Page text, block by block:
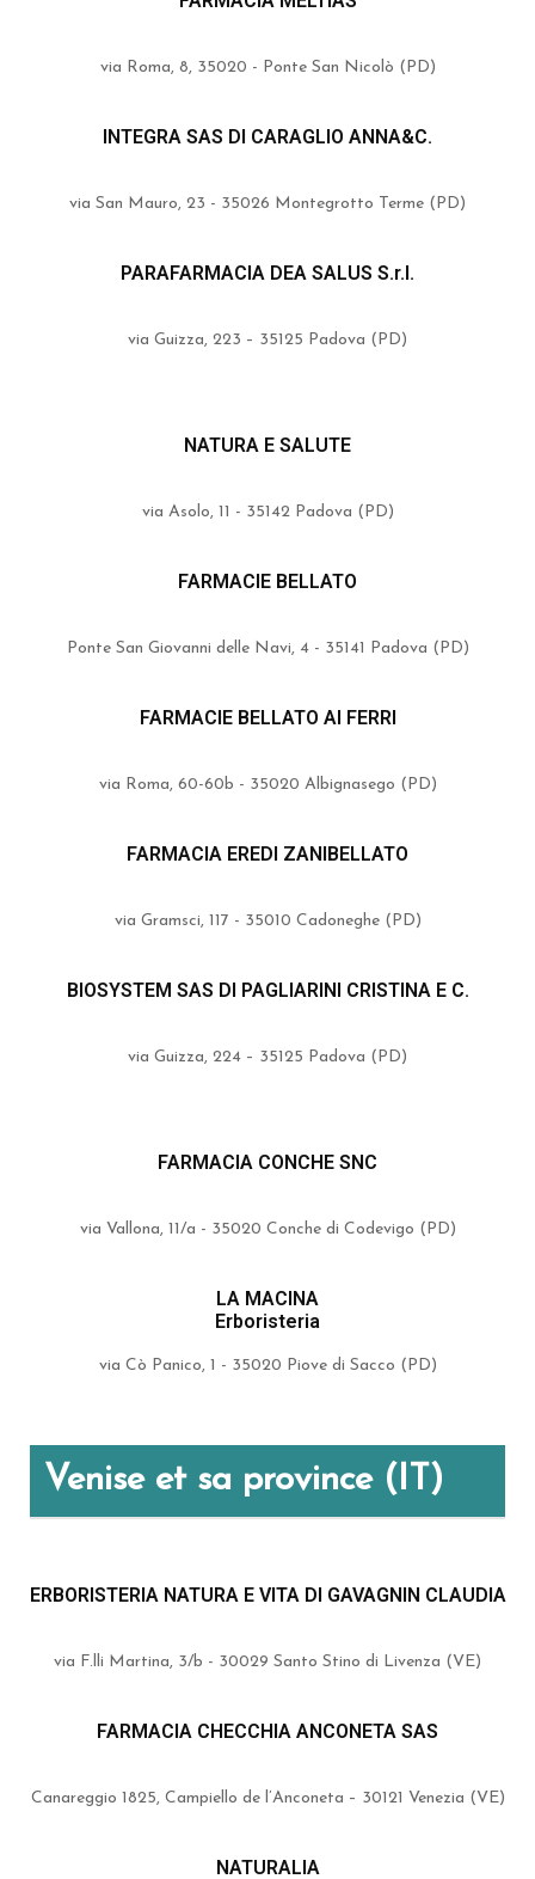
via Roma, 8, 35020 - Ponte San Nicolò (PD)
INTEGRA SAS DI CARAGLIO ANNA&C.
via San Mauro, 23 - 35026 Montegrotto Terme (PD)
PARAFARMACIA DEA SALUS S.r.l.
via Guizza, 223 – 35125 Padova (PD)
NATURA E SALUTE
via Asolo, 11 - 35142 Padova (PD)
FARMACIE BELLATO
Ponte San Giovanni delle Navi, 4 - 35141 Padova (PD)
FARMACIE BELLATO AI FERRI
via Roma, 60-60b - 35020 Albignasego (PD)
FARMACIA EREDI ZANIBELLATO
via Gramsci, 117 - 35010 Cadoneghe (PD)
BIOSYSTEM SAS DI PAGLIARINI CRISTINA E C.
via Guizza, 224 – 35125 Padova (PD)
FARMACIA CONCHE SNC
via Vallona, 11/a - 35020 Conche di Codevigo (PD)
LA MACINA
Erboristeria
via Cò Panico, 1 - 35020 Piove di Sacco (PD)
Venise et sa province (IT)
ERBORISTERIA NATURA E VITA DI GAVAGNIN CLAUDIA
via F.lli Martina, 3/b - 30029 Santo Stino di Livenza (VE)
FARMACIA CHECCHIA ANCONETA SAS
Canareggio 1825, Campiello de l’Anconeta – 30121 Venezia (VE)
NATURALIA